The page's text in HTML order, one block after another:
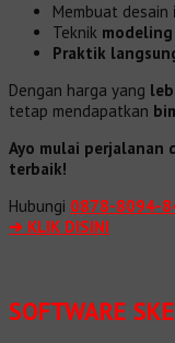
Membuat desain
Teknik
Praktik
Dengan harga yang
tetap mendapatkan
Ayo mulai perjalanan
terbaik!
Hubungi 0878-8094-
➔ KLIK DISINI
SOFTWARE